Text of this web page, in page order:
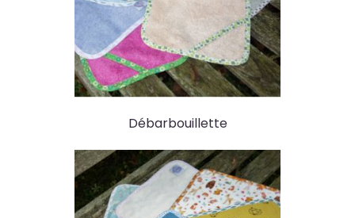
Débarbouillette